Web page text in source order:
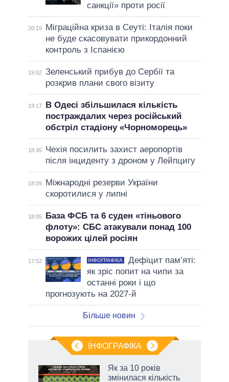
санкції» проти росії
20:19
Міграційна криза в Сеуті: Італія поки
не буде скасовувати прикордонний
контроль з Іспанією
19:52 Зеленський прибув до Сербії та
розкрив плани свого візиту
19:17
В Одесі збільшилася кількість
постраждалих через російський
обстріл стадіону «Чорноморець»
18:45
Чехія посилить захист аеропортів
після інциденту з дроном у Лейпцигу
18:09
Міжнародні резерви України
скоротилися у липні
18:05
База ФСБ та 6 суден «тіньового
флоту»: СБС атакували понад 100
ворожих цілей росіян
17:52 ІНФОГРАФІКА
Дефіцит пам’яті:
як зріс попит на чипи за
останні роки і що
прогнозують на 2027-й
Більше новин
ІНФОГРАФІКА
Як за 10 років
змінилася кількість